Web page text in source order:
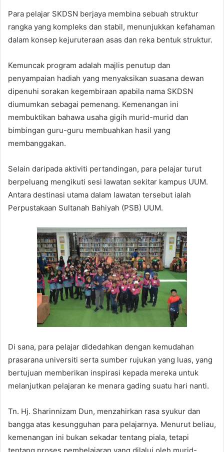
Para pelajar SKDSN berjaya membina sebuah struktur
rangka yang kompleks dan stabil, menunjukkan kefahaman
dalam konsep kejuruteraan asas dan reka bentuk struktur.
Kemuncak program adalah majlis penutup dan
penyampaian hadiah yang menyaksikan suasana dewan
dipenuhi sorakan kegembiraan apabila nama SKDSN
diumumkan sebagai pemenang. Kemenangan ini
membuktikan bahawa usaha gigih murid-murid dan
bimbingan guru-guru membuahkan hasil yang
membanggakan.
Selain daripada aktiviti pertandingan, para pelajar turut
berpeluang mengikuti sesi lawatan sekitar kampus UUM.
Antara destinasi utama dalam lawatan tersebut ialah
Perpustakaan Sultanah Bahiyah (PSB) UUM.
Di sana, para pelajar didedahkan dengan kemudahan
prasarana universiti serta sumber rujukan yang luas, yang
bertujuan memberikan inspirasi kepada mereka untuk
melanjutkan pelajaran ke menara gading suatu hari nanti.
Tn. Hj. Sharinnizam Dun, menzahirkan rasa syukur dan
bangga atas kesungguhan para pelajarnya. Menurut beliau,
kemenangan ini bukan sekadar tentang piala, tetapi
tentang proses pembelajaran yang dilalui oleh murid-